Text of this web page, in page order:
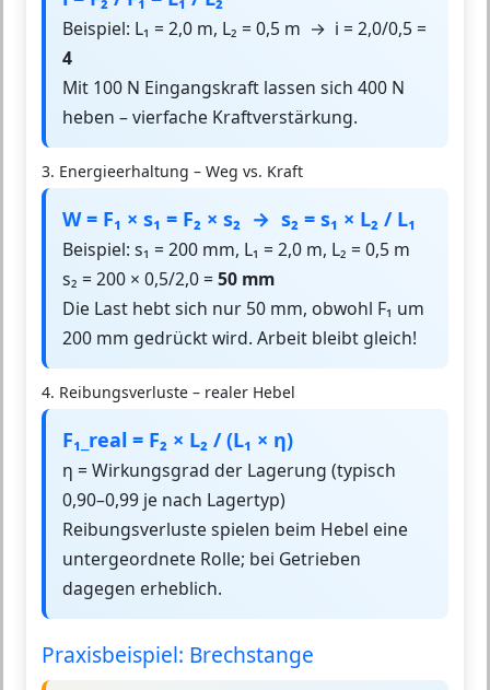
Beispiel: L₁ = 2,0 m, L₂ = 0,5 m → i = 2,0/0,5 =
4
Mit 100 N Eingangskraft lassen sich 400 N
heben – vierfache Kraftverstärkung.
3. Energieerhaltung – Weg vs. Kraft
W = F₁ × s₁ = F₂ × s₂ → s₂ = s₁ × L₂ / L₁
Beispiel: s₁ = 200 mm, L₁ = 2,0 m, L₂ = 0,5 m
s₂ = 200 × 0,5/2,0 = 50 mm
Die Last hebt sich nur 50 mm, obwohl F₁ um
200 mm gedrückt wird. Arbeit bleibt gleich!
4. Reibungsverluste – realer Hebel
F₁_real = F₂ × L₂ / (L₁ × η)
η = Wirkungsgrad der Lagerung (typisch
0,90–0,99 je nach Lagertyp)
Reibungsverluste spielen beim Hebel eine
untergeordnete Rolle; bei Getrieben
dagegen erheblich.
Praxisbeispiel: Brechstange